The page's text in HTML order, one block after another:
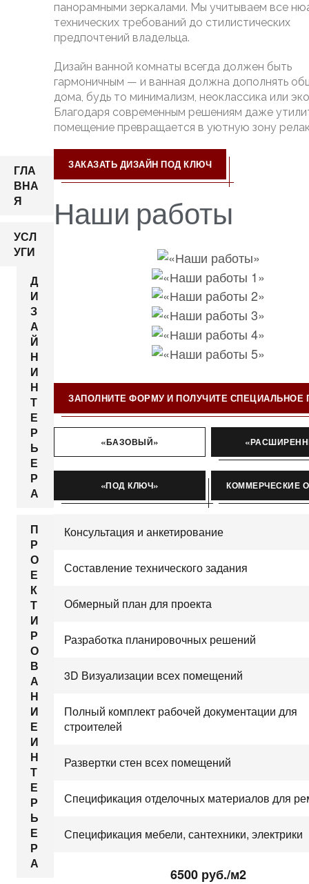
ГЛА
ВНА
Я
УСЛ
УГИ
Д
И
З
А
Й
Н
И
Н
Т
Е
Р
Ь
Е
Р
А
П
Р
О
Е
К
Т
И
Р
О
В
А
Н
И
Е
И
Н
Т
Е
Р
Ь
Е
Р
А
панорамными зеркалами. Мы учитываем все
технических требований до стилистических
предпочтений владельца.
Дизайн ванной комнаты всегда должен быть
гармоничным — и ванная должна дополнять
дома, будь то минимализм, неоклассика или
Благодаря современным решениям даже
помещение превращается в уютную зону
ЗАКАЗАТЬ ДИЗАЙН ПОД КЛЮЧ
Наши работы
ЗАПОЛНИТЕ ФОРМУ И ПОЛУЧИТЕ
«БАЗОВЫЙ»
«ПОД КЛЮЧ» КОММЕРЧЕСКИЕ
Консультация и анкетирование
Составление технического задания
Обмерный план для проекта
Разработка планировочных решений
3D Визуализации всех помещений
Полный комплект рабочей документации для
строителей
Развертки стен всех помещений
Спецификация отделочных материалов для
Спецификация мебели, сантехники, электрики
6500 руб./м2